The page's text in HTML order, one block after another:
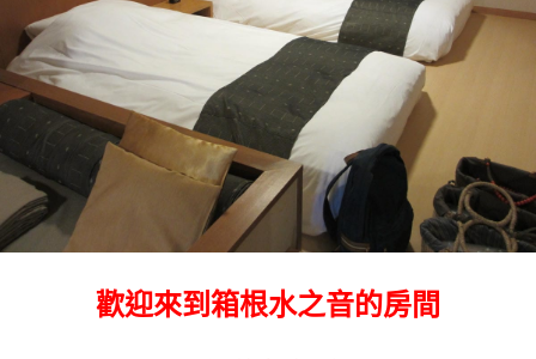
歡迎來到箱根水之音的房間